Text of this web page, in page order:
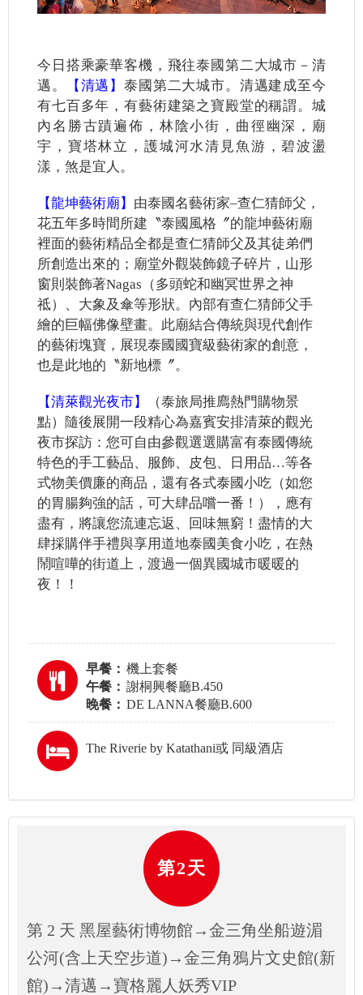
今日搭乘豪華客機，飛往泰國第二大城市－ 清
邁。 【清邁】泰國第二大城市。清邁建成至今
有七百多年，有藝術建築之寶殿堂的稱謂。城
內名勝古蹟遍佈，林陰小街，曲徑幽深，廟
宇，寶塔林立，護城河水清見魚游，碧波盪
漾，煞是宜人。
【龍坤藝術廟】 由泰國名藝術家–查仁猜師父，
花五年多時間所建〝泰國風格〞的龍坤藝術廟
裡面的藝術精品全都是查仁猜師父及其徒弟們
所創造出來的；廟堂外觀裝飾鏡子碎片，山形
窗則裝飾著Nagas（多頭蛇和幽冥世界之神
祗）、大象及傘等形狀。內部有查仁猜師父手
繪的巨幅佛像壁畫。此廟結合傳統與現代創作
的藝術塊寶，展現泰國國寶級藝術家的創意，
也是此地的〝新地標〞。
【清萊觀光夜市】
（泰旅局推廌熱門購物景
點）隨後展開一段精心為嘉賓安排清萊的觀光
夜市探訪：您可自由參觀選選購富有泰國傳統
特色的手工藝品、服飾、皮包、日用品…等各
式物美價廉的商品，還有各式泰國小吃（如您
的胃腸夠強的話，可大肆品嚐一番！），應有
盡有，將讓您流連忘返、回味無窮！盡情的大
肆採購伴手禮與享用道地泰國美食小吃，在熱
鬧喧嘩的街道上，渡過一個異國城市暖暖的
夜！！
早餐： 機上套餐
午餐： 謝桐興餐廳B.450
晚餐： DE LANNA餐廳B.600
The Riverie by Katathani或 同級酒店
第2天
第 2 天 黑屋藝術博物館→金三角坐船遊湄
公河(含上天空步道)→金三角鴉片文史館(新
館)→清邁→寶格麗人妖秀VIP